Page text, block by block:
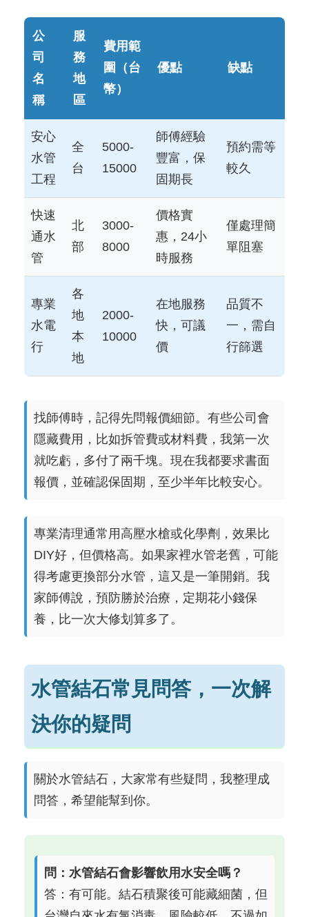
公
司
名
稱
服
務
地
區
費用範
圍（台
幣）
優點 缺點
安心
水管
工程
全
台
5000-
15000
師傅經驗
豐富，保
固期長
預約需等
較久
快速
通水
管
北
部
3000-
8000
價格實
惠，24小
時服務
僅處理簡
單阻塞
專業
水電
行
各
地
本
地
2000-
10000
在地服務
快，可議
價
品質不
一，需自
行篩選
找師傅時，記得先問報價細節。有些公司會
隱藏費用，比如拆管費或材料費，我第一次
就吃虧，多付了兩千塊。現在我都要求書面
報價，並確認保固期，至少半年比較安心。
專業清理通常用高壓水槍或化學劑，效果比
DIY好，但價格高。如果家裡水管老舊，可能
得考慮更換部分水管，這又是一筆開銷。我
家師傅說，預防勝於治療，定期花小錢保
養，比一次大修划算多了。
水管結石常見問答，一次解
決你的疑問
關於水管結石，大家常有些疑問，我整理成
問答，希望能幫到你。
問：水管結石會影響飲用水安全嗎？
答：有可能。結石積聚後可能藏細菌，但